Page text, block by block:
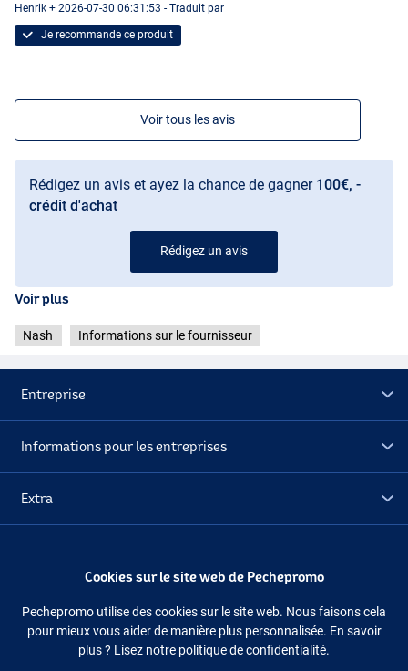
Henrik + 2026-07-30 06:31:53 - Traduit par
Je recommande ce produit
Voir tous les avis
Rédigez un avis et ayez la chance de gagner 100€, -
crédit d'achat
Rédigez un avis
Voir plus
Nash Informations sur le fournisseur
Entreprise
Informations pour les entreprises
Extra
Suivez-nous Facebook Instagram
Cookies sur le site web de Pechepromo
Pechepromo utilise des cookies sur le site web. Nous faisons cela
pour mieux vous aider de manière plus personnalisée. En savoir
plus ? Lisez notre politique de confidentialité.